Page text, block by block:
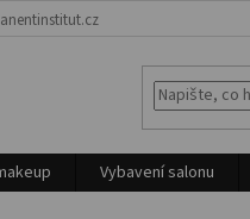
Vybavení salonu